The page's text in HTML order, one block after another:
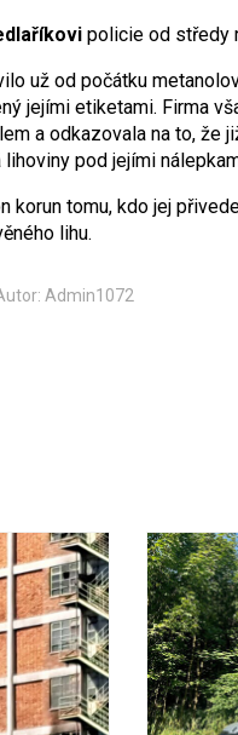
policie od středy
už od počátku
jejími etiketami. Firma
a odkazovala na to, že
pod jejími
korun tomu, kdo jej
lihu.
Admin1072